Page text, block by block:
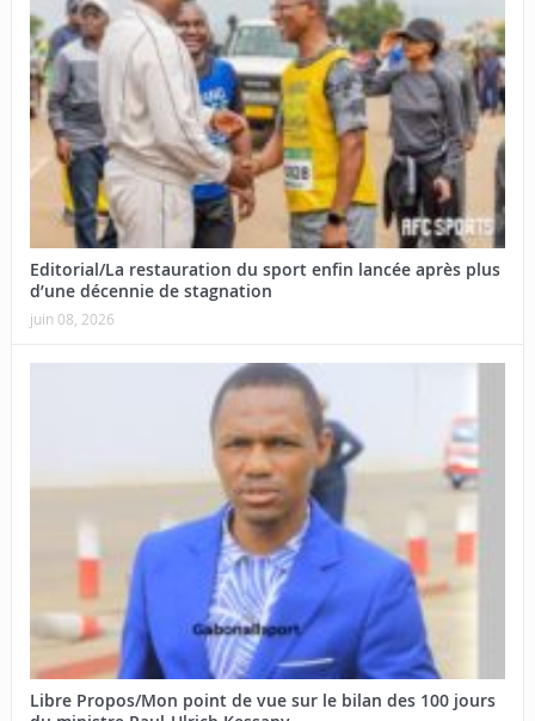
Editorial/La restauration du sport enfin lancée après plus
d’une décennie de stagnation
juin 08, 2026
Libre Propos/Mon point de vue sur le bilan des 100 jours